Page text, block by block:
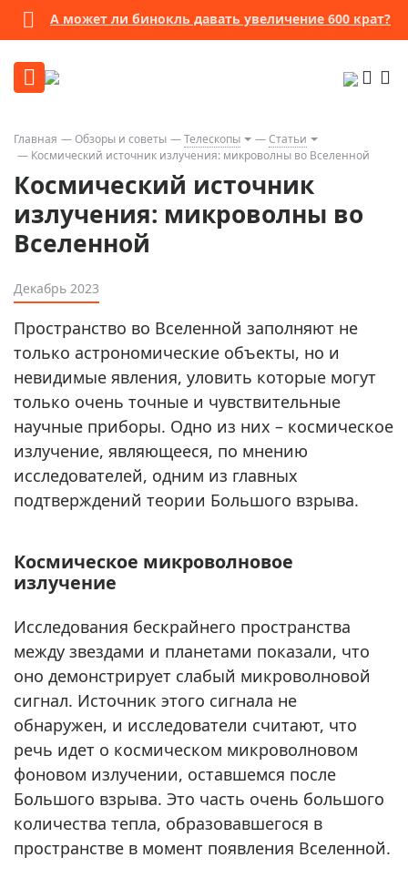
А может ли бинокль давать увеличение 600 крат?
Главная Обзоры и советы Телескопы
Статьи
Космический источник излучения: микроволны во Вселенной
Космический источник
излучения: микроволны во
Вселенной
Декабрь 2023
Пространство во Вселенной заполняют не
только астрономические объекты, но и
невидимые явления, уловить которые могут
только очень точные и чувствительные
научные приборы. Одно из них – космическое
излучение, являющееся, по мнению
исследователей, одним из главных
подтверждений теории Большого взрыва.
Космическое микроволновое
излучение
Исследования бескрайнего пространства
между звездами и планетами показали, что
оно демонстрирует слабый микроволновой
сигнал. Источник этого сигнала не
обнаружен, и исследователи считают, что
речь идет о космическом микроволновом
фоновом излучении, оставшемся после
Большого взрыва. Это часть очень большого
количества тепла, образовавшегося в
пространстве в момент появления Вселенной.